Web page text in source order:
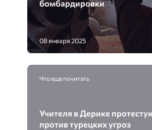
бомбардировки
08 января 2025
Что еще почитать
Учителя в Дерике
против турецких угроз